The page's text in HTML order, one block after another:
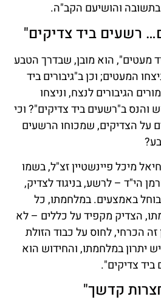
והושיעם הקב"ה.
רשעים ביד צדיקים"
מעטים", הוא מובן, שבדרך הטבע
המעטים; וכן ב"גיבורים ביד
הגיבורים לנצח, וניצחו
ב"רשעים ביד צדיקים"? וכי
על הצדיקים, שמכוחו הרשעים
מיכל פיינשטיין זצ"ל, בשמו
הי"ד – לרשע, בניגוד לצדיק,
בוחל באמצעים. במלחמתו, כל
הצדיק מקפיד על כללים – לא
הכרחי, לחוס על כבוד הזולת
יתרון במלחמתו, והחידוש הוא
צדיקים".
קדשך"